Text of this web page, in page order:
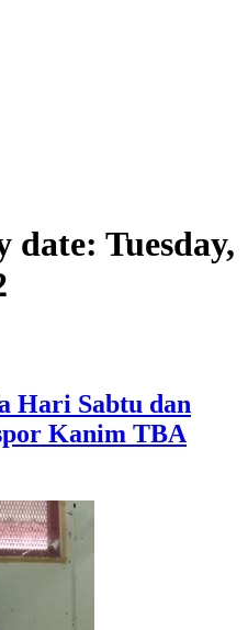
Tuesday,
Hari Sabtu dan
Kanim TBA